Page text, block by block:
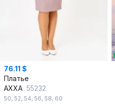
76.11 $
Платье
AXXA 55232
50, 52, 54, 56, 58, 60